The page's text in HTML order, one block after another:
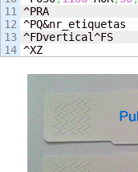
11
12
13
^PRA
^PQ&nr_etiquetas
^FDvertical^FS
^XZ